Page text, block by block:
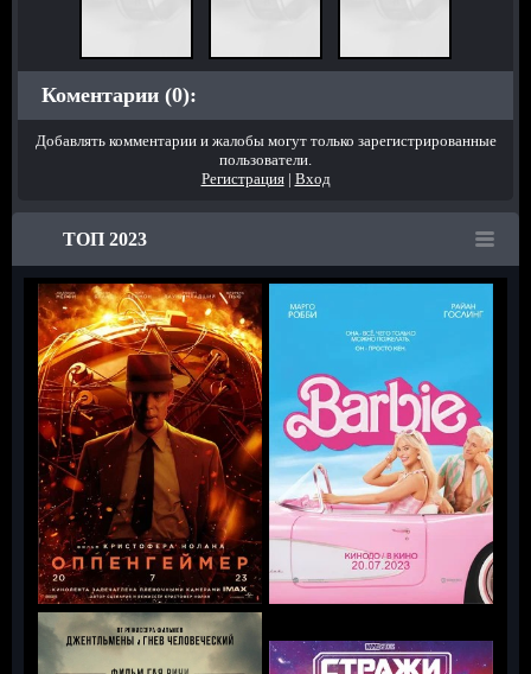
Коментарии (0):
Добавлять комментарии и жалобы могут только зарегистрированные
пользователи.
Регистрация| Вход
ТОП 2023